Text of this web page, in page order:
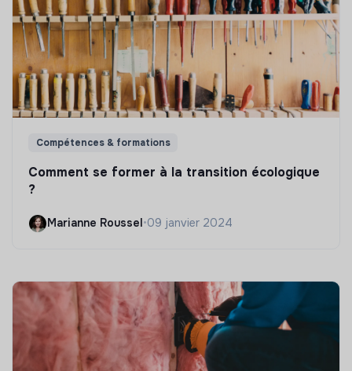
Compétences & formations
Comment se former à la transition écologique
?
Marianne Roussel •09 janvier 2024